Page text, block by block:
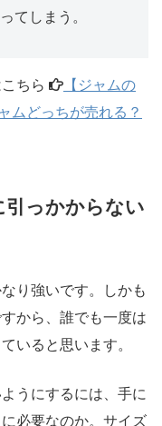
てしまう。
ちら
【ジャムの
ムどっちが売れる？
っかからない
り強いです。しかも
から、誰でも一度は
いると思います。
うにするには、手に
必要なのか。サイズ